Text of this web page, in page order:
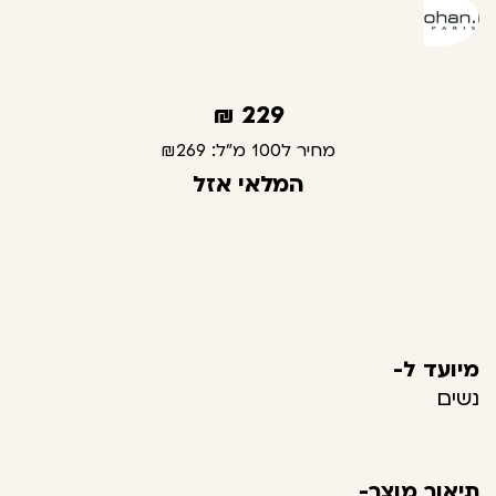
229
₪
מחיר ל100 מ"ל: ₪269
המלאי אזל
מיועד ל-
נשים